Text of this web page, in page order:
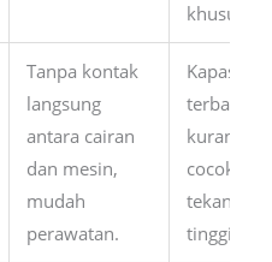
khusus.
Tanpa kontak
langsung
antara cairan
dan mesin,
mudah
perawatan.
Kapasitas
terbatas,
kurang
cocok
tekanan
tinggi.